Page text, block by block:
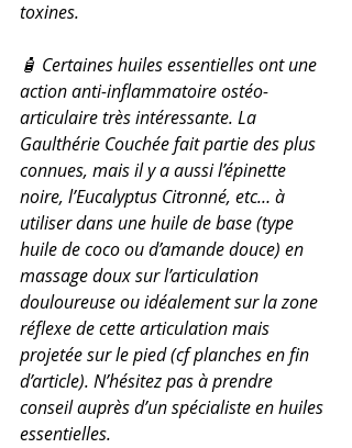
toxines.
🧴 Certaines huiles essentielles ont une
action anti-inflammatoire ostéo-
articulaire très intéressante. La
Gaulthérie Couchée fait partie des plus
connues, mais il y a aussi l’épinette
noire, l’Eucalyptus Citronné, etc… à
utiliser dans une huile de base (type
huile de coco ou d’amande douce) en
massage doux sur l’articulation
douloureuse ou idéalement sur la zone
réflexe de cette articulation mais
projetée sur le pied (cf planches en fin
d’article). N’hésitez pas à prendre
conseil auprès d’un spécialiste en huiles
essentielles.